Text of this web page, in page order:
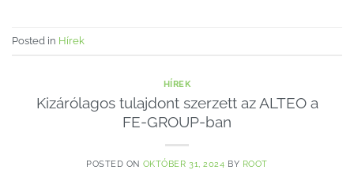
Posted in Hírek
HÍREK
Kizárólagos tulajdont szerzett az ALTEO a
FE-GROUP-ban
POSTED ON OKTÓBER 31, 2024 BY ROOT